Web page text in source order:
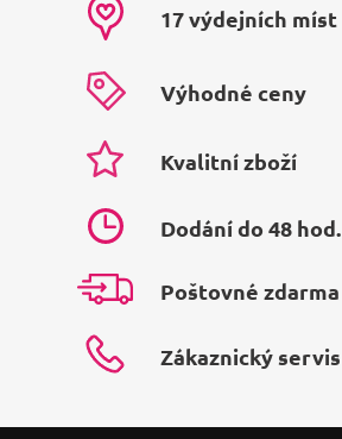
17 výdejních míst
Výhodné ceny
Kvalitní zboží
Dodání do 48 hod.
Poštovné zdarma
Zákaznický servis